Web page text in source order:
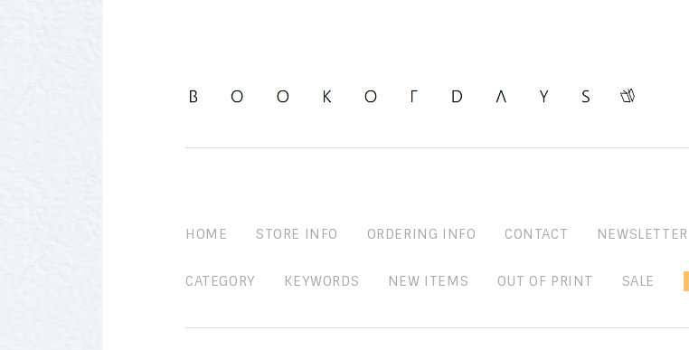
HOME STORE INFO ORDERING INFO CONTACT NEWSLETTER
CATEGORY KEYWORDS NEW ITEMS OUT OF PRINT SALE